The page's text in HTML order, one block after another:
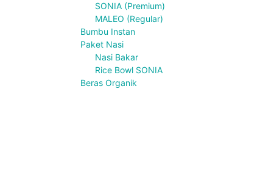
SONIA (Premium)
MALEO (Regular)
Bumbu Instan
Paket Nasi
Nasi Bakar
Rice Bowl SONIA
Beras Organik